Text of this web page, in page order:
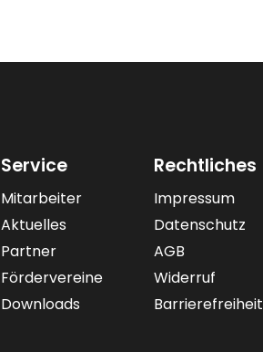
Service
Mitarbeiter
Aktuelles
Partner
Fördervereine
Downloads
Rechtliches
Impressum
Datenschutz
AGB
Widerruf
Barrierefreiheit